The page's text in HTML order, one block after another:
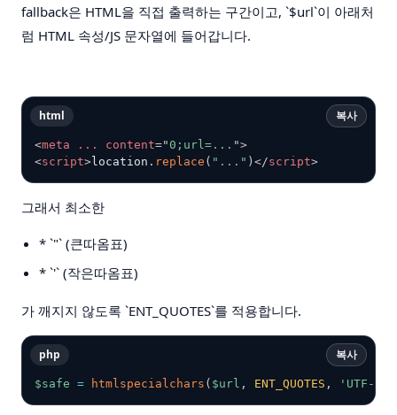
fallback은 HTML을 직접 출력하는 구간이고, `$url`이 아래처
럼 HTML 속성/JS 문자열에 들어갑니다.
<meta ... content="0;url=... ">
<script>location . replace ( "..." ) </script>
html 복사
그래서 최소한
* `"` (큰따옴표)
* `'` (작은따옴표)
가 깨지지 않도록 `ENT_QUOTES`를 적용합니다.
$safe = htmlspecialchars ( $url , ENT_QUOTES , 'UTF-8'
php 복사